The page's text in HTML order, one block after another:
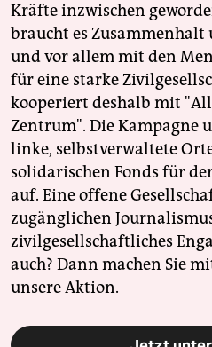
Kräfte inzwischen
braucht es
und vor allem mit den
für eine starke
kooperiert deshalb mit
Zentrum". Die Kampagne
linke, selbstverwaltete
solidarischen Fonds für
auf. Eine offene
zugänglichen
zivilgesellschaftliches
auch? Dann machen Sie
unsere Aktion.